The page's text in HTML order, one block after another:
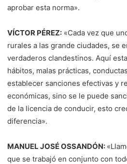
aprobar esta norma».
VÍCTOR PÉREZ: «Cada vez que
rurales a las grande ciudades, se
verdaderos clandestinos. Aquí
hábitos, malas prácticas,
establecer sanciones efectivas y
económicas, sino se le puede
de la licencia de conducir, esto
diferencia».
MANUEL JOSÉ OSSANDÓN:
que se trabajó en conjunto con